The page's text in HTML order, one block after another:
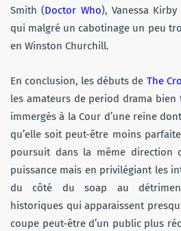
Smith (Doctor Who), Vanessa
qui malgré un cabotinage un peu
en Winston Churchill.
En conclusion, les débuts de The
les amateurs de period drama
immergés à la Cour d’une reine
qu’elle soit peut-être moins
poursuit dans la même direction
puissance mais en privilégiant les
du côté du soap au
historiques qui apparaissent
coupe peut-être d’un public plus